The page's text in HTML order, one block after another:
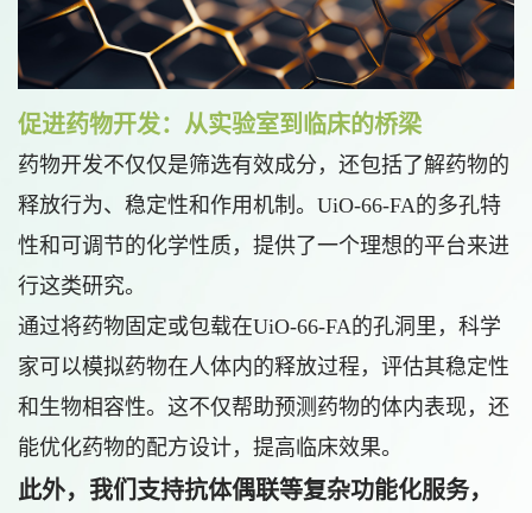
促进药物开发：从实验室到临床的桥梁
药物开发不仅仅是筛选有效成分，还包括了解药物的
释放行为、稳定性和作用机制。UiO-66-FA的多孔特
性和可调节的化学性质，提供了一个理想的平台来进
行这类研究。
通过将药物固定或包载在UiO-66-FA的孔洞里，科学
家可以模拟药物在人体内的释放过程，评估其稳定性
和生物相容性。这不仅帮助预测药物的体内表现，还
能优化药物的配方设计，提高临床效果。
此外，我们支持抗体偶联等复杂功能化服务，